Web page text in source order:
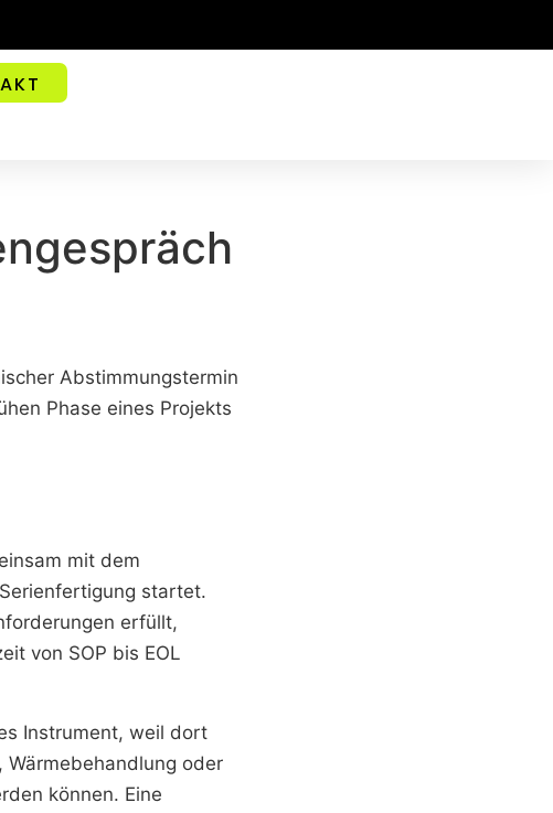
Abstimmungstermin
Phase eines Projekts
mit dem
startet.
erfüllt,
von SOP bis EOL
Instrument, weil dort
oder
können. Eine